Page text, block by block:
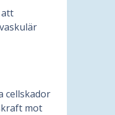
att
cellskador
mot